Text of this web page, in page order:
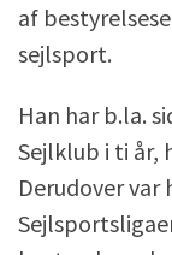
af
sejlsport.
Han har b.la.
Sejlklub i ti år,
Derudover